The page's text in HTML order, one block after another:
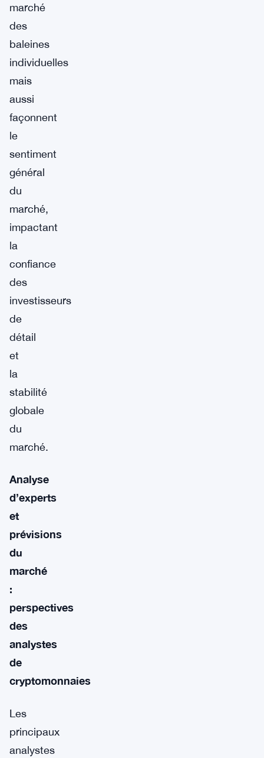
marché
des
baleines
individuelles
mais
aussi
façonnent
le
sentiment
général
du
marché,
impactant
la
confiance
des
investisseurs
de
détail
et
la
stabilité
globale
du
marché.
Analyse
d’experts
et
prévisions
du
marché
:
perspectives
des
analystes
de
cryptomonnaies
Les
principaux
analystes